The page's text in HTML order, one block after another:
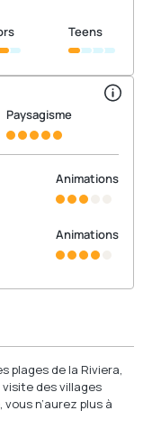
teens
Paysagisme
Animations
Animations
plages de la Riviera,
des villages
n’aurez plus à